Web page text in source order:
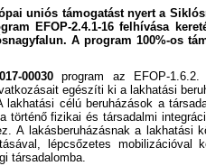
uniós támogatást nyert a
EFOP-2.4.1-16 felhívása
A program 100%-os
00030program az EFOP-1.6.2.
egészíti ki a lakhatási
lakhatási célú beruházások a
történő fizikai és társadalmi
A lakásberuházásnak a lakhatási
lépcsőzetes
társadalomba.